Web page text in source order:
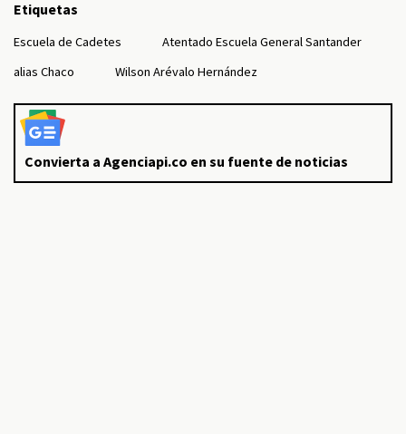
Etiquetas
Escuela de Cadetes
Atentado Escuela General Santander
alias Chaco
Wilson Arévalo Hernández
Convierta a Agenciapi.co en su fuente de noticias